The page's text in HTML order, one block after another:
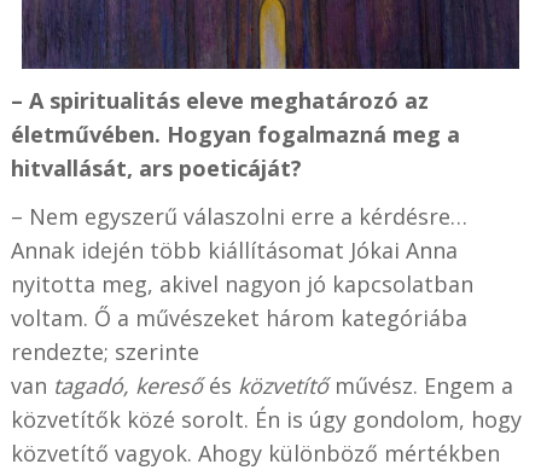
– A spiritualitás eleve meghatározó az
életművében. Hogyan fogalmazná meg a
hitvallását, ars poeticáját?
– Nem egyszerű válaszolni erre a kérdésre…
Annak idején több kiállításomat Jókai Anna
nyitotta meg, akivel nagyon jó kapcsolatban
voltam. Ő a művészeket három kategóriába
rendezte; szerinte
van tagadó, keresőés közvetítő művész. Engem a
közvetítők közé sorolt. Én is úgy gondolom, hogy
közvetítő vagyok. Ahogy különböző mértékben